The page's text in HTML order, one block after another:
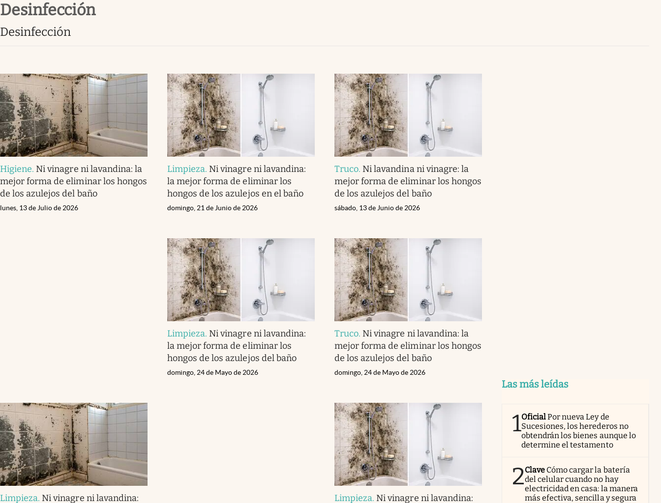
Infotechnology
Eventos Corporativos
El Cronista Studio
Mediakit
abre en nueva pestaña
desinfección
desinfección
Higiene. Ni vinagre ni lavandina: la
mejor forma de eliminar los hongos
de los azulejos del baño
lunes, 13 de Julio de 2026
Limpieza. Ni vinagre ni lavandina:
la mejor forma de eliminar los
hongos de los azulejos en el baño
domingo, 21 de Junio de 2026
Truco. Ni lavandina ni vinagre: la
mejor forma de eliminar los hongos
de los azulejos del baño
sábado, 13 de Junio de 2026
Limpieza. Ni vinagre ni lavandina:
la mejor forma de eliminar los
hongos de los azulejos del baño
domingo, 24 de Mayo de 2026
Truco. Ni vinagre ni lavandina: la
mejor forma de eliminar los hongos
de los azulejos del baño
domingo, 24 de Mayo de 2026
Limpieza. Ni vinagre ni lavandina:
Limpieza. Ni vinagre ni lavandina:
Las más leídas
1OficialPor nueva Ley de
Sucesiones, los herederos no
obtendrán los bienes aunque lo
determine el testamento
2Clave Cómo cargar la batería
del celular cuando no hay
electricidad en casa: la manera
más efectiva, sencilla y segura